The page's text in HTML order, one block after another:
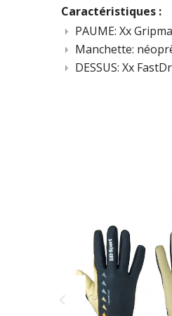
Caractéristiques :
PAUME: Xx
Manchette:
DESSUS: Xx